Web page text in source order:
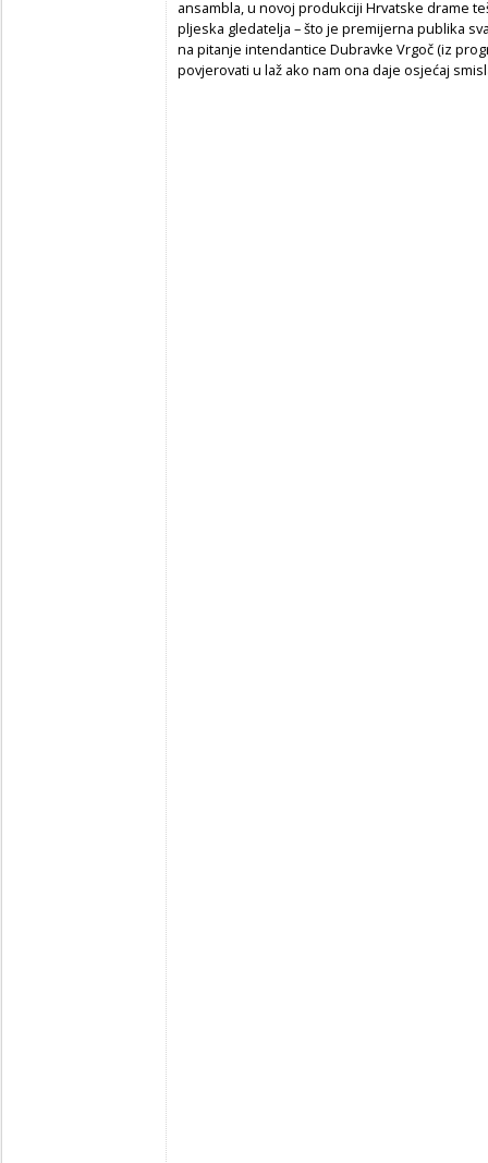
ansambla, u novoj produkciji Hrvatske drame
pljeska gledatelja – što je premijerna publika
na pitanje intendantice Dubravke Vrgoč (iz
povjerovati u laž ako nam ona daje osjećaj